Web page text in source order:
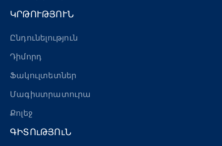
ԿՐԹՈՒԹՅՈՒՆ
Ընդունելություն
Դիմորդ
Ֆակուլտետներ
Մագիստրատուրա
Քոլեջ
ԳԻՏՈւԹՅՈւՆ